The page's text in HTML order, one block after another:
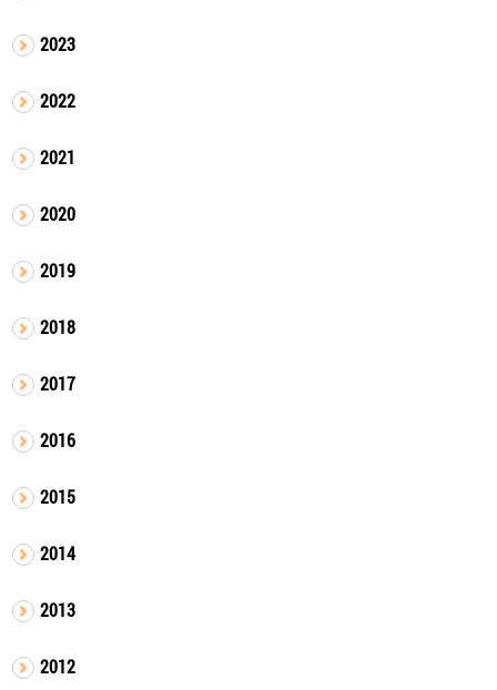
2023
2022
2021
2020
2019
2018
2017
2016
2015
2014
2013
2012